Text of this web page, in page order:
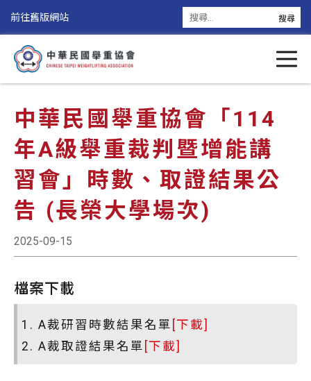
前往舊版網站
中華民國舉重協會「114
年A級舉重裁判暨增能講
習會」時數、取證結果公
告 (長榮大學場次)
2025-09-15
檔案下載
A裁研習時數結果名單 [下載]
A裁取證結果名單 [下載]